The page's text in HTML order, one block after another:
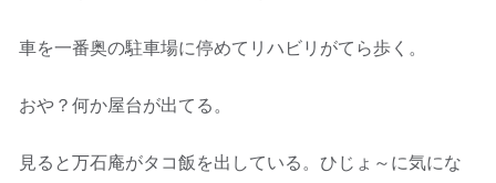
車を一番奥の駐車場に停めてリハビリがてら歩く。
おや？何か屋台が出てる。
見ると万石庵がタコ飯を出している。ひじょ～に気にな